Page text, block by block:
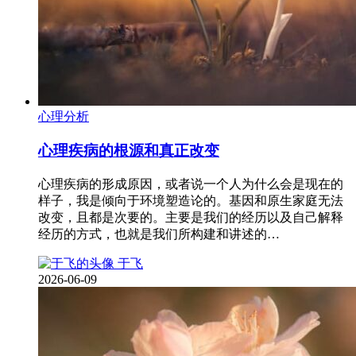
心理分析
心理疾病的根源和真正改变
心理疾病的形成原因，或者说一个人为什么会是现在的
样子，我是倾向于环境塑造论的。基因和原生家庭无法
改变，且都是次要的。主要是我们的经历以及自己解释
经历的方式，也就是我们所构建和讲述的…
于飞
2026-06-09